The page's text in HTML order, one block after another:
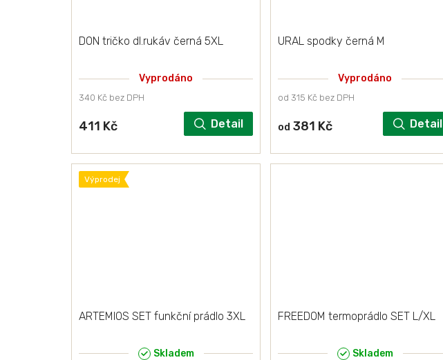
DON tričko dl.rukáv černá 5XL
Vyprodáno
340 Kč bez DPH
411 Kč Detail
URAL spodky černá M
Vyprodáno
od 315 Kč bez DPH
od 381 Kč Detail
Výprodej
ARTEMIOS SET funkční prádlo 3XL
Skladem
FREEDOM termoprádlo SET L/XL
Skladem